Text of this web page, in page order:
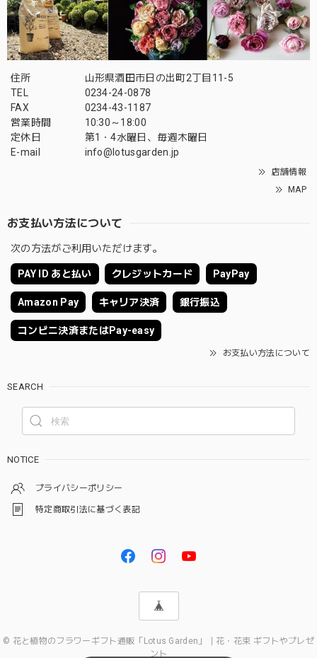
住所
山形県酒田市日の出町2丁目11-5
TEL
0234-24-0878
FAX
0234-43-1187
営業時間
10:30～18:00
定休日
第1・4水曜日、毎週木曜日
E-mail
info@lotusgarden.jp
店舗情報
MAP
お支払い方法について
次の方法がご利用いただけます。
PAY ID あと払い クレジットカード PayPay
Amazon Pay キャリア決済 銀行振込
コンビニ決済またはPay-easy
お支払い方法について
SEARCH
NOTICE
プライバシーポリシー
特定商取引法に基づく表記
© 花と植物のフラワーギフト通販「Lotus Garden」｜花・花束 ギフトやプレゼ
ント